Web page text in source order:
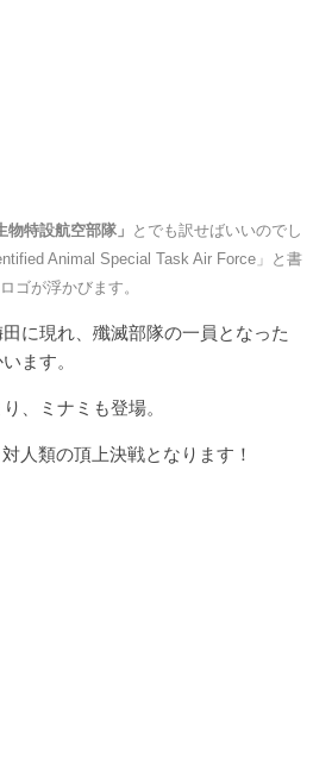
物特設航空部隊」 とでも訳せばいいのでし
Animal Special Task Air Force」と書
ゴが浮かびます。
に現れ、殲滅部隊の一員となった
ます。
、ミナミも登場。
人類の頂上決戦となります！